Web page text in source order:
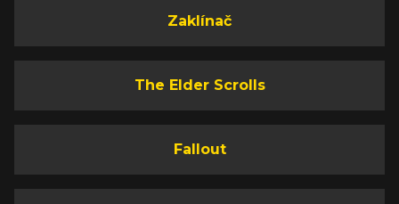
Zaklínač
The Elder Scrolls
Fallout